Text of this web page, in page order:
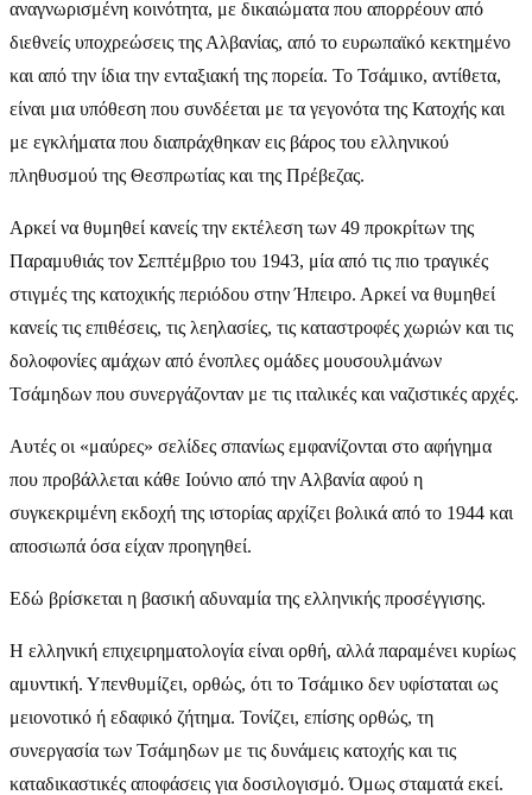
αναγνωρισμένη κοινότητα, με δικαιώματα που απορρέουν από
διεθνείς υποχρεώσεις της Αλβανίας, από το ευρωπαϊκό κεκτημένο
και από την ίδια την ενταξιακή της πορεία. Το Τσάμικο, αντίθετα,
είναι μια υπόθεση που συνδέεται με τα γεγονότα της Κατοχής και
με εγκλήματα που διαπράχθηκαν εις βάρος του ελληνικού
πληθυσμού της Θεσπρωτίας και της Πρέβεζας.
Αρκεί να θυμηθεί κανείς την εκτέλεση των 49 προκρίτων της
Παραμυθιάς τον Σεπτέμβριο του 1943, μία από τις πιο τραγικές
στιγμές της κατοχικής περιόδου στην Ήπειρο. Αρκεί να θυμηθεί
κανείς τις επιθέσεις, τις λεηλασίες, τις καταστροφές χωριών και τις
δολοφονίες αμάχων από ένοπλες ομάδες μουσουλμάνων
Τσάμηδων που συνεργάζονταν με τις ιταλικές και ναζιστικές αρχές.
Αυτές οι «μαύρες» σελίδες σπανίως εμφανίζονται στο αφήγημα
που προβάλλεται κάθε Ιούνιο από την Αλβανία αφού η
συγκεκριμένη εκδοχή της ιστορίας αρχίζει βολικά από το 1944 και
αποσιωπά όσα είχαν προηγηθεί.
Εδώ βρίσκεται η βασική αδυναμία της ελληνικής προσέγγισης.
Η ελληνική επιχειρηματολογία είναι ορθή, αλλά παραμένει κυρίως
αμυντική. Υπενθυμίζει, ορθώς, ότι το Τσάμικο δεν υφίσταται ως
μειονοτικό ή εδαφικό ζήτημα. Τονίζει, επίσης ορθώς, τη
συνεργασία των Τσάμηδων με τις δυνάμεις κατοχής και τις
καταδικαστικές αποφάσεις για δοσιλογισμό. Όμως σταματά εκεί.